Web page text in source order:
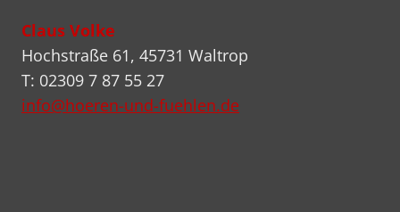
Claus Volke
Hochstraße 61, 45731 Waltrop
T: 02309 7 87 55 27
info@hoeren-und-fuehlen.de